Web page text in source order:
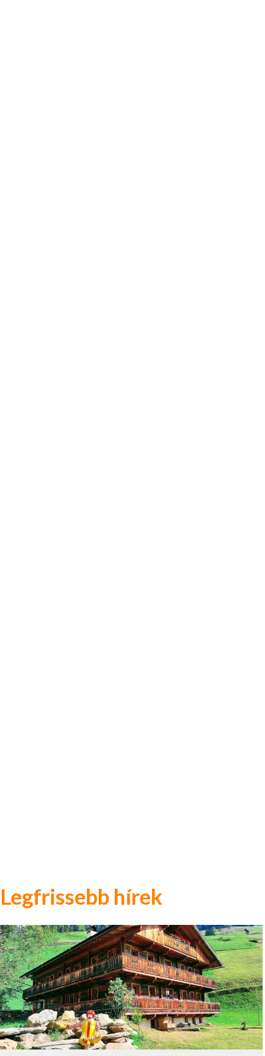
Legfrissebb hírek